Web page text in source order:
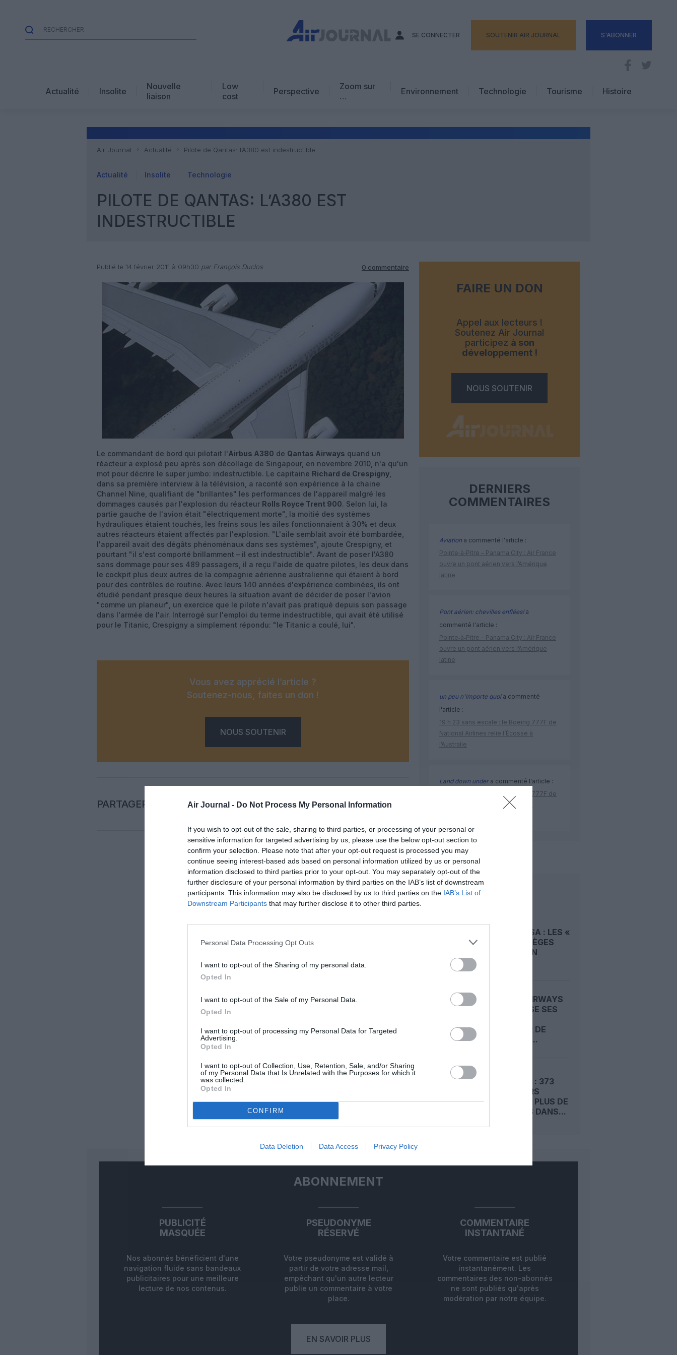
Air Journal - Do Not Process My Personal Information
If you wish to opt-out of the sale, sharing to third parties, or processing of your personal or
sensitive information for targeted advertising by us, please use the below opt-out section to
confirm your selection. Please note that after your opt-out request is processed you may
continue seeing interest-based ads based on personal information utilized by us or personal
information disclosed to third parties prior to your opt-out. You may separately opt-out of the
further disclosure of your personal information by third parties on the IAB’s list of downstream
participants. This information may also be disclosed by us to third parties on the IAB’s List of
Downstream Participants that may further disclose it to other third parties.
Personal Data Processing Opt Outs
I want to opt-out of the Sharing of my personal data.
Opted In
I want to opt-out of the Sale of my Personal Data.
Opted In
I want to opt-out of processing my Personal Data for Targeted
Advertising.
Opted In
I want to opt-out of Collection, Use, Retention, Sale, and/or Sharing
of my Personal Data that Is Unrelated with the Purposes for which it
was collected.
Opted In
CONFIRM
Data Deletion Data Access Privacy Policy
SE CONNECTER SOUTENIR AIR JOURNAL S'ABONNER
Actualité Insolite
Nouvelle
liaison
Low
cost
Perspective
Zoom sur
…
Environnement Technologie
Tourisme
Hôtellerie
Histoire
Air Journal Actualité Pilote de Qantas: l’A380 est indestructible
Actualité Insolite Technologie
PILOTE DE QANTAS: L’A380 EST
INDESTRUCTIBLE
Publié le 14 février 2011 à 09h30 par François Duclos 0 commentaire
Le commandant de bord qui pilotait l'Airbus A380 de Qantas Airways quand un
réacteur a explosé peu après son décollage de Singapour, en novembre 2010, n'a qu'un
mot pour décrire le super jumbo: indestructible. Le capitaine Richard de Crespigny
dans sa première interview à la télévision, a raconté son expérience à la chaine
Channel Nine, qualifiant de "brillantes" les performances de l'appareil malgré les
dommages causés par l'explosion du réacteur Rolls Royce Trent 900. Selon lui, la
partie gauche de l'avion était "électriquement morte", la moitié des systèmes
hydrauliques étaient touchés, les freins sous les ailes fonctionnaient à 30% et deux
autres réacteurs étaient affectés par l'explosion. "L'aile semblait avoir été bombardée,
l'appareil avait des dégâts phénoménaux dans ses systèmes", ajoute Crespigny, et
pourtant "il s'est comporté brillamment – il est indestructible". Avant de poser l'A380
sans dommage pour ses 489 passagers, il a reçu l'aide de quatre pilotes, les deux dans
le cockpit plus deux autres de la compagnie aérienne australienne qui étaient à bord
pour des contrôles de routine. Avec leurs 140 années d'expérience combinées, ils ont
étudié pendant presque deux heures la situation avant de décider de poser l'avion
"comme un planeur", un exercice que le pilote n'avait pas pratiqué depuis son passage
dans l'armée de l'air. Interrogé sur l'emploi du terme indestructible, qui avait été utilisé
pour le Titanic, Crespigny a simplement répondu: "le Titanic a coulé, lui".
Vous avez apprécié l’article ?
Soutenez-nous, faites un don !
NOUS SOUTENIR
PARTAGER L'ARTICLE
FacebookTwitter PinterestLinkedInEmail
Aucun commentaire !
LAISSER UN COMMENTAIRE
FAIRE UN DON
Appel aux lecteurs !
Soutenez Air Journal
participez à son
développement !
NOUS SOUTENIR
DERNIERS
COMMENTAIRES
Aviation a commenté l'article :
Pointe‑à‑Pitre – Panama City : Air France
ouvre un pont aérien vers l’Amérique
latine
Pont aérien: chevilles enflées!a
commenté l'article :
Pointe‑à‑Pitre – Panama City : Air France
ouvre un pont aérien vers l’Amérique
latine
un peu n'importe quoia commenté
l'article :
19 h 23 sans escale : le Boeing 777F de
National Airlines relie l’Écosse à
l’Australie
Land down undera commenté l'article :
19 h 23 sans escale : le Boeing 777F de
National Airlines relie l’Écosse à
a380
LIRE AUSSI
LUFTHANSA : LES «
VRAIS » SIÈGES
HUBLOT EN
BRITISH AIRWAYS
MODERNISE SES
CHANTIER DE
RÉTROFIT...
EMIRATES : 373
PASSAGERS
CONFINÉS PLUS DE
10 HEURES DANS...
ABONNEMENT
PUBLICITÉ
MASQUÉE
Nos abonnés bénéficient d'une
navigation fluide sans bandeaux
publicitaires pour une meilleure
lecture de nos contenus.
PSEUDONYME
RÉSERVÉ
Votre pseudonyme est validé à
partir de votre adresse mail,
empêchant qu'un autre lecteur
publie un commentaire à votre
place.
COMMENTAIRE
INSTANTANÉ
Votre commentaire est publié
instantanément. Les
commentaires des non-abonnés
ne sont publiés qu'après
modération par notre équipe.
EN SAVOIR PLUS